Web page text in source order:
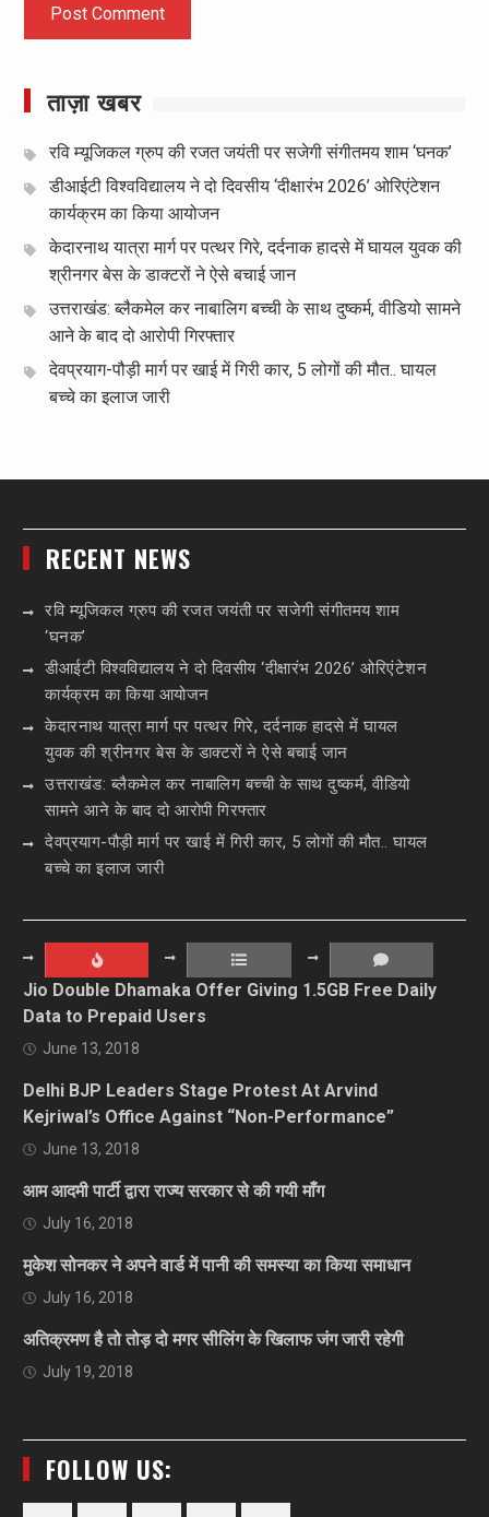
ताज़ा खबर
रवि म्यूजिकल ग्रुप की रजत जयंती पर सजेगी संगीतमय शाम ‘घनक’
डीआईटी विश्वविद्यालय ने दो दिवसीय ‘दीक्षारंभ 2026’ ओरिएंटेशन
कार्यक्रम का किया आयोजन
केदारनाथ यात्रा मार्ग पर पत्थर गिरे, दर्दनाक हादसे में घायल युवक की
श्रीनगर बेस के डाक्टरों ने ऐसे बचाई जान
उत्तराखंड: ब्लैकमेल कर नाबालिग बच्ची के साथ दुष्कर्म, वीडियो सामने
आने के बाद दो आरोपी गिरफ्तार
देवप्रयाग-पौड़ी मार्ग पर खाई में गिरी कार, 5 लोगों की मौत.. घायल
बच्चे का इलाज जारी
RECENT NEWS
रवि म्यूजिकल ग्रुप की रजत जयंती पर सजेगी संगीतमय शाम
‘घनक’
डीआईटी विश्वविद्यालय ने दो दिवसीय ‘दीक्षारंभ 2026’ ओरिएंटेशन
कार्यक्रम का किया आयोजन
केदारनाथ यात्रा मार्ग पर पत्थर गिरे, दर्दनाक हादसे में घायल
युवक की श्रीनगर बेस के डाक्टरों ने ऐसे बचाई जान
उत्तराखंड: ब्लैकमेल कर नाबालिग बच्ची के साथ दुष्कर्म, वीडियो
सामने आने के बाद दो आरोपी गिरफ्तार
देवप्रयाग-पौड़ी मार्ग पर खाई में गिरी कार, 5 लोगों की मौत.. घायल
बच्चे का इलाज जारी
Jio Double Dhamaka Offer Giving 1.5GB Free Daily
Data to Prepaid Users
June 13, 2018
Delhi BJP Leaders Stage Protest At Arvind
Kejriwal’s Office Against “Non-Performance”
June 13, 2018
आम आदमी पार्टी द्वारा राज्य सरकार से की गयी माँग
July 16, 2018
मुकेश सोनकर ने अपने वार्ड में पानी की समस्या का किया समाधान
July 16, 2018
अतिक्रमण है तो तोड़ दो मगर सीलिंग के खिलाफ जंग जारी रहेगी
July 19, 2018
FOLLOW US: